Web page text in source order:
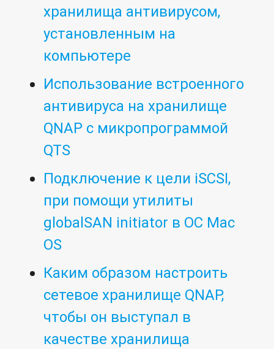
хранилища антивирусом,
установленным на
компьютере
Использование встроенного
антивируса на хранилище
QNAP с микропрограммой
QTS
Подключение к цели iSCSI,
при помощи утилиты
globalSAN initiator в ОС Mac
OS
Каким образом настроить
сетевое хранилище QNAP,
чтобы он выступал в
качестве хранилища